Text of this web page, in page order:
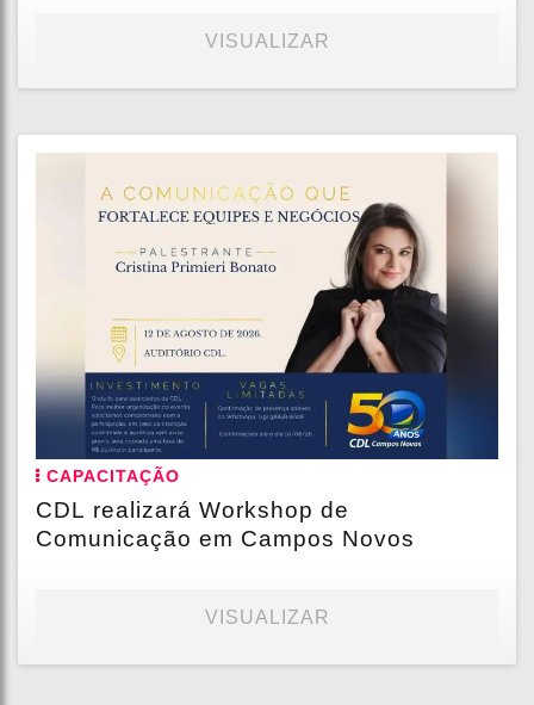
VISUALIZAR
CAPACITAÇÃO
CDL realizará Workshop de
Comunicação em Campos Novos
VISUALIZAR